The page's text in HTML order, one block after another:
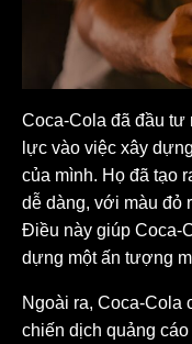
Coca-Cola đã đầu
lực vào việc xây
của mình. Họ đã tạo
dễ dàng, với màu đỏ
Điều này giúp Coca-
dựng một ấn tượng
Ngoài ra, Coca-Cola
chiến dịch quảng